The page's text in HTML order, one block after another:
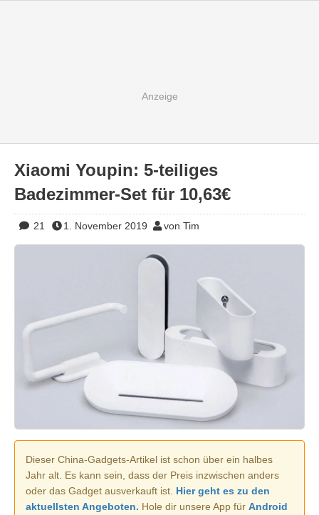
Xiaomi Youpin: 5-teiliges
Badezimmer-Set für 10,63€
21 1. November 2019 von Tim
Dieser China-Gadgets-Artikel ist schon über ein halbes
Jahr alt. Es kann sein, dass der Preis inzwischen anders
oder das Gadget ausverkauft ist. Hier geht es zu den
aktuellsten Angeboten. Hole dir unsere App für Android